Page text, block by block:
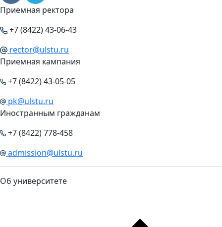
Приемная ректора
+7 (8422) 43-06-43
rector@ulstu.ru
Приемная кампания
+7 (8422) 43-05-05
pk@ulstu.ru
Иностранным гражданам
+7 (8422) 778-458
admission@ulstu.ru
Об университете